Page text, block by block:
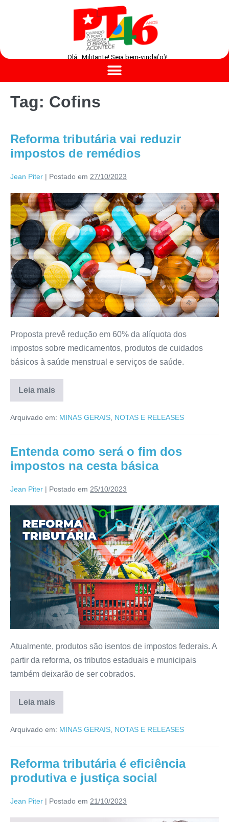
Olá , Militante! Seja bem-vinda(o)!
Tag: Cofins
Reforma tributária vai reduzir
impostos de remédios
Jean Piter | Postado em 27/10/2023
Proposta prevê redução em 60% da alíquota dos
impostos sobre medicamentos, produtos de cuidados
básicos à saúde menstrual e serviços de saúde.
Leia mais
Arquivado em: MINAS GERAIS NOTAS E RELEASES
Entenda como será o fim dos
impostos na cesta básica
Jean Piter | Postado em 25/10/2023
Atualmente, produtos são isentos de impostos federais. A
partir da reforma, os tributos estaduais e municipais
também deixarão de ser cobrados.
Leia mais
Arquivado em: MINAS GERAIS, NOTAS E RELEASES
Reforma tributária é eficiência
produtiva e justiça social
Jean Piter | Postado em 21/10/2023